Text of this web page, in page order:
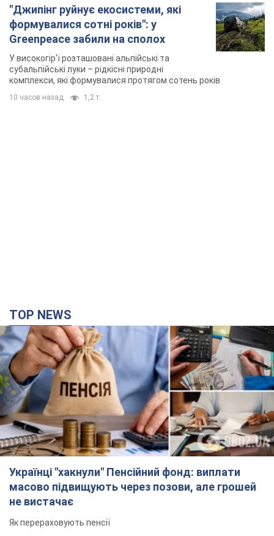
масово підвищують через позови, але грошей
не вистачає
Як перераховують пенсії
2 часа назад 38,7 т.
Під атакою був НПЗ: у російському Ярославлі
прогриміла серія вибухів. Фото і відео
У промисловій зоні зафіксовано кілька осередків пожежі
2 часа назад 2,6 т.
ЗСУ відмінусували ще 1330 окупантів та збили
понад 1800 російських БПЛА – Генштаб
Чисельність путінської армії скорочується